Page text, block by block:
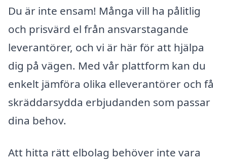
Du är inte ensam! Många vill ha pålitlig
och prisvärd el från ansvarstagande
leverantörer, och vi är här för att hjälpa
dig på vägen. Med vår plattform kan du
enkelt jämföra olika elleverantörer och få
skräddarsydda erbjudanden som passar
dina behov.
Att hitta rätt elbolag behöver inte vara